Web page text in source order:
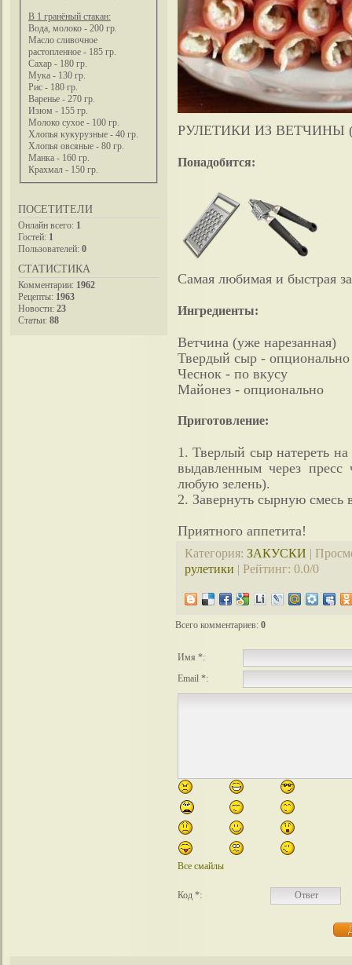
В 1 гранёный стакан:
Вода, молоко - 200 гр.
Масло сливочное
растопленное - 185 гр.
Сахар - 180 гр.
Мука - 130 гр.
Рис - 180 гр.
Варенье - 270 гр.
Изюм - 155 гр.
Молоко сухое - 100 гр.
Хлопья кукурузные - 40 гр.
Хлопья овсяные - 80 гр.
Манка - 160 гр.
Крахмал - 150 гр.
ПОСЕТИТЕЛИ
Онлайн всего: 1
Гостей: 1
Пользователей: 0
СТАТИСТИКА
Комментарии: 1962
Рецепты: 1963
Новости: 23
Статьи: 88
РУЛЕТИКИ ИЗ ВЕТЧИНЫ
Понадобится:
Самая любимая и быстрая
Ингредиенты:
Ветчина (уже нарезанная)
Твердый сыр - опционально
Чеснок - по вкусу
Майонез - опционально
Приготовление:
1. Тверлый сыр натереть
выдавленным через
любую зелень).
2. Завернуть сырную смесь
Приятного аппетита!
Категория: ЗАКУСКИ |
рулетики | Рейтинг: 0.0/0
Всего комментариев: 0
Имя *:
Email *:
Все смайлы
Код *: